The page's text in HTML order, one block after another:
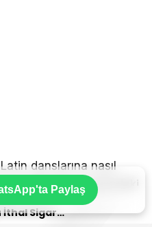
danslarına nasıl
ile Bachata arasındaki
Aromalı ve Mentollü İthal Sigara Tercihlerinde Oris Markası
Paylaş